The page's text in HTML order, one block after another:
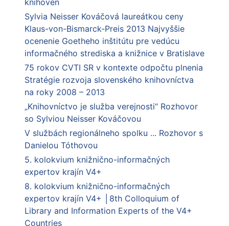
knihoven
Sylvia Neisser Kováčová laureátkou ceny
Klaus-von-Bismarck-Preis 2013 Najvyššie
ocenenie Goetheho inštitútu pre vedúcu
informačného strediska a knižnice v Bratislave
75 rokov CVTI SR v kontexte odpočtu plnenia
Stratégie rozvoja slovenského knihovníctva
na roky 2008 – 2013
„Knihovníctvo je služba verejnosti“ Rozhovor
so Sylviou Neisser Kováčovou
V službách regionálneho spolku ... Rozhovor s
Danielou Tóthovou
5. kolokvium knižnično-informačných
expertov krajín V4+
8. kolokvium knižnično-informačných
expertov krajín V4+ │8th Colloquium of
Library and Information Experts of the V4+
Countries